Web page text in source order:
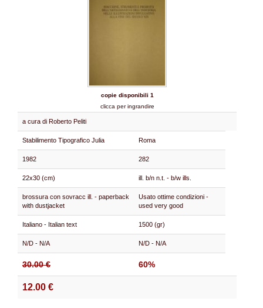
copie disponibili 1
clicca per ingrandire
a cura di Roberto Peliti
Stabilimento Tipografico Julia Roma
1982 282
22x30 (cm) ill. b/n n.t. - b/w ills.
brossura con sovracc ill. - paperback
with dustjacket
Usato ottime condizioni -
used very good
Italiano - Italian text 1500 (gr)
N/D - N/A N/D - N/A
30.00 € 60%
12.00 €